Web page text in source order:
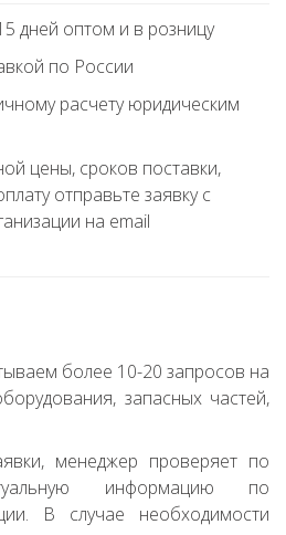
дней оптом и в розницу
по России
расчету юридическим
цены, сроков поставки,
отправьте заявку с
на email
более 10-20 запросов на
запасных частей,
менеджер проверяет по
информацию по
В случае необходимости